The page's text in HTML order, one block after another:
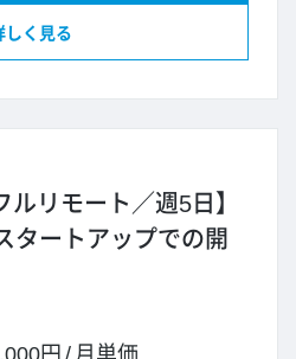
しく見る
ルリモート／週5日】
タートアップでの開
円 / 月単価